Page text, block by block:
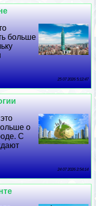
больше
25 07 2026 5:12:47
о
С
24 07 2026 2:54:14